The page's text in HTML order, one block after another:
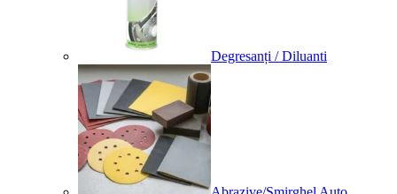
Degresanți / Diluanti